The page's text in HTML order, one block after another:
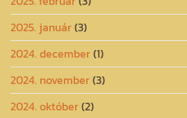
2025. január(3)
2024. december(1)
2024. november(3)
2024. október(2)